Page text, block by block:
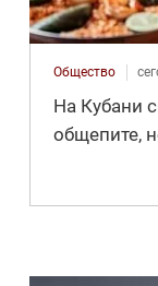
Общество
На Кубани
общепите,